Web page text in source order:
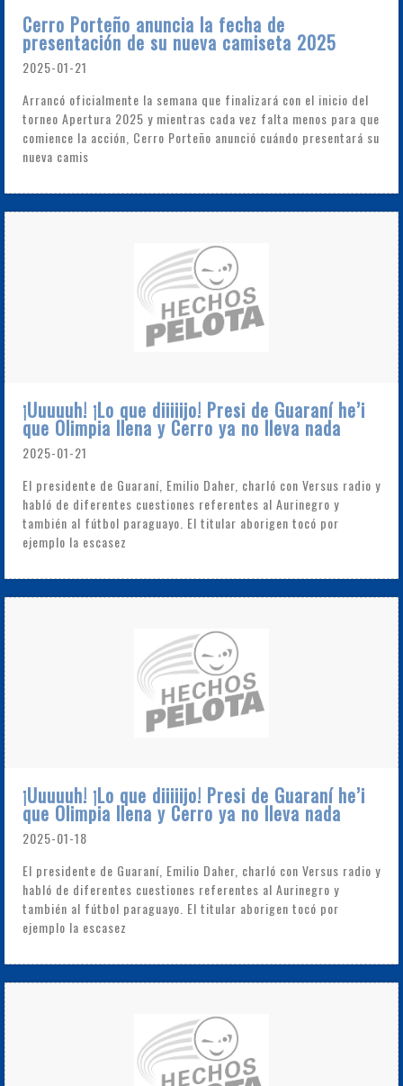
Cerro Porteño anuncia la fecha de
presentación de su nueva camiseta 2025
2025-01-21
Arrancó oficialmente la semana que finalizará con el inicio del
torneo Apertura 2025 y mientras cada vez falta menos para que
comience la acción, Cerro Porteño anunció cuándo presentará su
nueva camis
¡Uuuuuh! ¡Lo que diiiiijo! Presi de Guaraní he’i
que Olimpia llena y Cerro ya no lleva nada
2025-01-21
El presidente de Guaraní, Emilio Daher, charló con Versus radio y
habló de diferentes cuestiones referentes al Aurinegro y
también al fútbol paraguayo. El titular aborigen tocó por
ejemplo la escasez
¡Uuuuuh! ¡Lo que diiiiijo! Presi de Guaraní he’i
que Olimpia llena y Cerro ya no lleva nada
2025-01-18
El presidente de Guaraní, Emilio Daher, charló con Versus radio y
habló de diferentes cuestiones referentes al Aurinegro y
también al fútbol paraguayo. El titular aborigen tocó por
ejemplo la escasez